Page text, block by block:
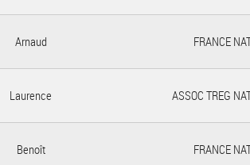
Arnaud FRANCE
Laurence ASSOC TREG
Benoît FRANCE